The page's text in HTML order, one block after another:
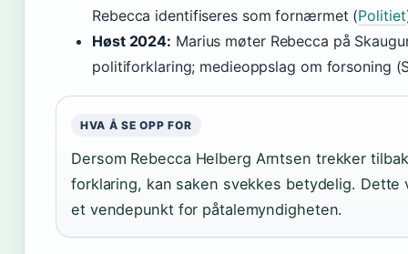
Rebecca identifiseres som fornærmet (Politiet
Høst 2024: Marius møter Rebecca på
politiforklaring; medieoppslag om forsoning
HVA Å SE OPP FOR
Dersom Rebecca Helberg Arntsen trekker
forklaring, kan saken svekkes betydelig.
et vendepunkt for påtalemyndigheten.